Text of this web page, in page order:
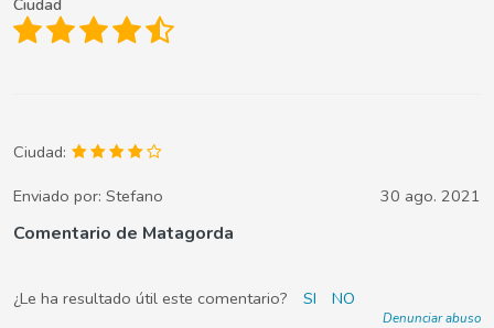
Ciudad
Ciudad:
Enviado por: Stefano 30 ago. 2021
Comentario de Matagorda
¿Le ha resultado útil este comentario? SI NO
Denunciar abuso